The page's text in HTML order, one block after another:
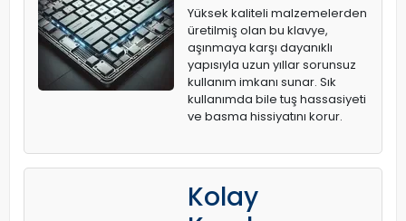
Yüksek kaliteli malzemelerden
üretilmiş olan bu klavye,
aşınmaya karşı dayanıklı
yapısıyla uzun yıllar sorunsuz
kullanım imkanı sunar. Sık
kullanımda bile tuş hassasiyeti
ve basma hissiyatını korur.
Kolay